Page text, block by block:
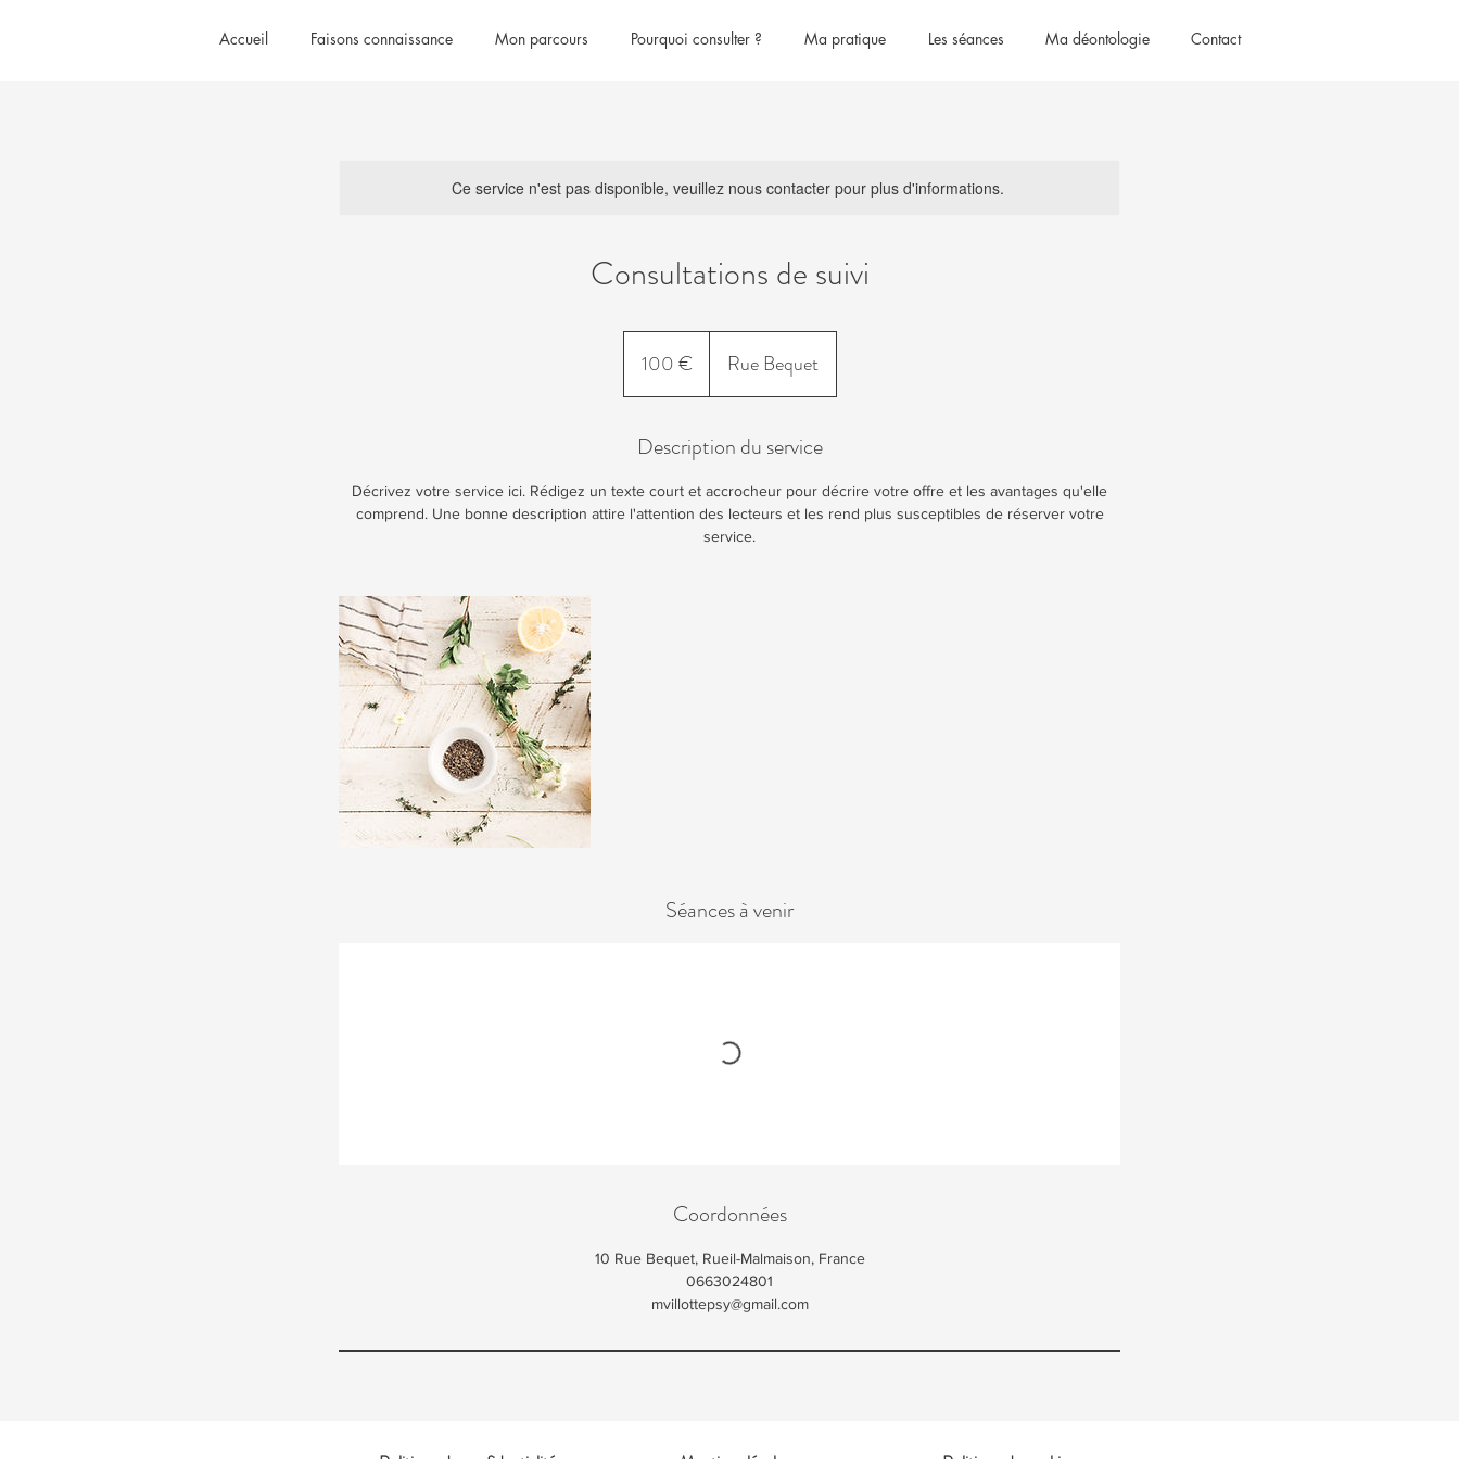
Accueil Faisons connaissance Mon parcours Pourquoi consulter ? Ma pratique Les séances Ma déontologie Contact
Ce service n'est pas disponible, veuillez nous contacter pour plus d'informations.
Consultations de suivi
100 € Rue Bequet
Description du service
Décrivez votre service ici. Rédigez un texte court et accrocheur pour décrire votre offre et les avantages qu'elle
comprend. Une bonne description attire l'attention des lecteurs et les rend plus susceptibles de réserver votre
service.
Séances à venir
Coordonnées
10 Rue Bequet, Rueil-Malmaison, France
0663024801
mvillottepsy@gmail.com